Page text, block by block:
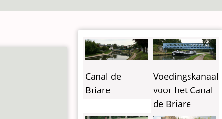
Canal de
Briare
Voedingskanaal
voor het Canal
de Briare